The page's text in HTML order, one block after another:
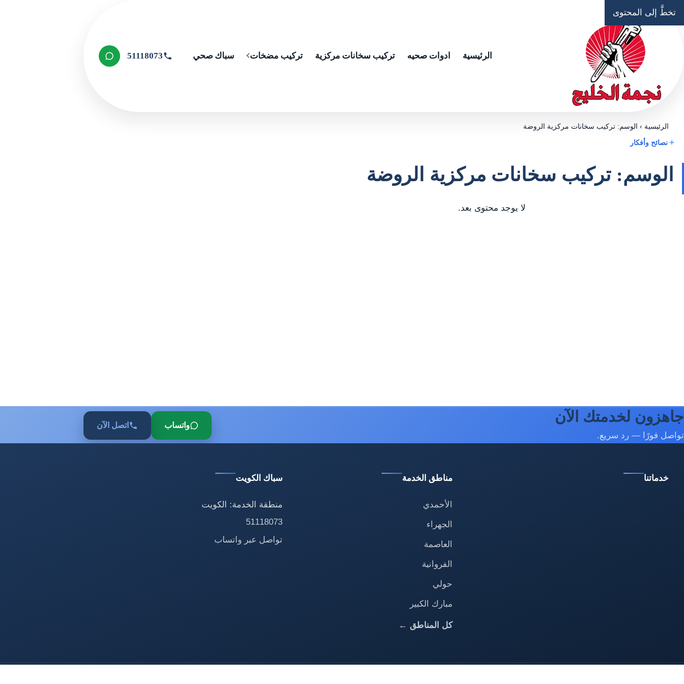
تخطَّ إلى المحتوى
الرئيسية ادوات صحيه تركيب سخانات مركزية تركيب مضخات سباك صحي 51118073
الرئيسية › الوسم: تركيب سخانات مركزية الروضة
نصائح وأفكار
الوسم: تركيب سخانات مركزية الروضة
لا يوجد محتوى بعد.
جاهزون لخدمتك الآن
تواصل فورًا — رد سريع.
واتساب اتصل الآن
خدماتنا مناطق الخدمة
الأحمدي
الجهراء
العاصمة
الفروانية
حولي
مبارك الكبير
كل المناطق ←
سباك الكويت
منطقة الخدمة: الكويت
51118073
تواصل عبر واتساب